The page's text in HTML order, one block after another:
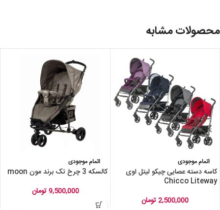
محصولات مشابه
اتمام موجودی
کاسه دسته عصایی چیکو لیتل اوی
Chicco Liteway
2,500,000تومان
اتمام موجودی
کالسکه 3 چرخ تک برند مون moon
9,500,000تومان